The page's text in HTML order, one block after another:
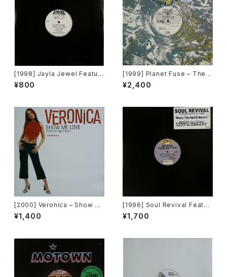
[1998] Jayla Jewel Featuri
ng Grand Puba – I Like Wh
at U Do To Me (Remix) [Str
¥800
[1999] Planet Fuse – The R
eal Face [Dance Pollution]
¥2,400
[2000] Veronica – Show M
e Love [Urbanstar]
¥1,400
[1996] Soul Revival Featuri
ng Capathia Jenkins – Whe
n The Spirit Moves [Sub-U
¥1,700